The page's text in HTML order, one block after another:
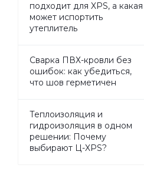
подходит для XPS, а какая
может испортить
утеплитель
Сварка ПВХ-кровли без
ошибок: как убедиться,
что шов герметичен
Теплоизоляция и
гидроизоляция в одном
решении: Почему
выбирают Ц-XPS?